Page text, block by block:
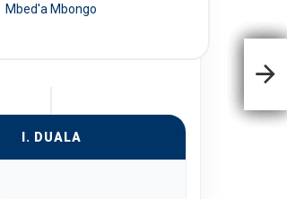
Mbed'a Mbongo
I. DUALA